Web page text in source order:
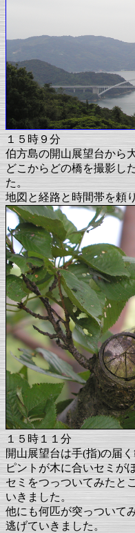
１５時９分
伯方島の開山展望台から
どこからどの橋を撮影し
た。
地図と経路と時間帯を頼
１５時１１分
開山展望台は手(指)の届
ピントが木に合いセミが
セミをつっついてみたと
いきました。
他にも何匹が突っついて
逃げていきました。